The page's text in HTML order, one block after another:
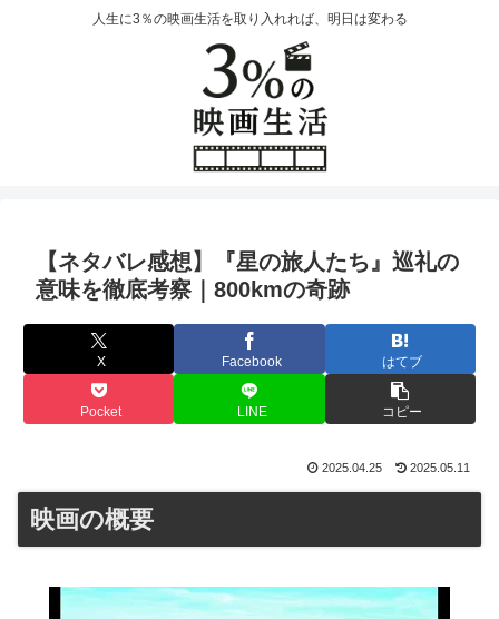
人生に3％の映画生活を取り入れれば、明日は変わる
【ネタバレ感想】『星の旅人たち』巡礼の
意味を徹底考察｜800kmの奇跡
X Facebook はてブ
Pocket LINE コピー
2025.04.25 2025.05.11
映画の概要